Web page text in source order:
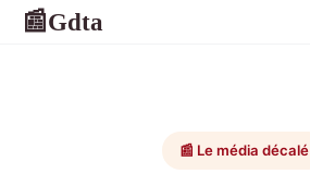
📰Gdta
📰 Le média décalé